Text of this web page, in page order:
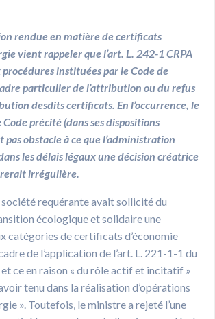
rendue en matière de certificats
vient rappeler que l’art. L. 242-1 CRPA
instituées par le Code de
particulier de l’attribution ou du refus
desdits certificats. En l’occurrence, le
précité (dans ses dispositions
pas obstacle à ce que l’administration
les délais légaux une décision créatrice
irrégulière.
requérante avait sollicité du
écologique et solidaire une
catégories de certificats d’économie
de l’application de l’art. L. 221-1-1 du
et ce en raison « du rôle actif et incitatif »
tenu dans la réalisation d’opérations
». Toutefois, le ministre a rejeté l’une